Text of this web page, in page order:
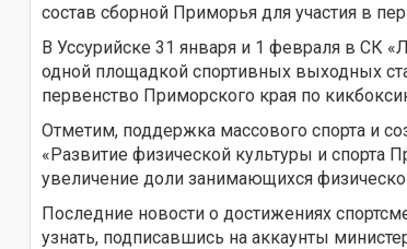
состав сборной Приморья для участия в
В Уссурийске 31 января и 1 февраля в СК
одной площадкой спортивных выходных
первенство Приморского края по
Отметим, поддержка массового спорта и
«Развитие физической культуры и спорта
увеличение доли занимающихся
Последние новости о достижениях
узнать, подписавшись на аккаунты